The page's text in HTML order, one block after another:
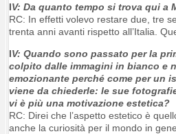
IV: Da quanto tempo si trova qui a
RC: In effetti volevo restare due, tre
trenta anni avanti rispetto all’Italia.
IV: Quando sono passato per la
colpito dalle immagini in bianco e
emozionante perché come per un
viene da chiederle: le sue
vi è più una motivazione estetica?
RC: Direi che l’aspetto estetico è
anche la curiosità per il mondo in